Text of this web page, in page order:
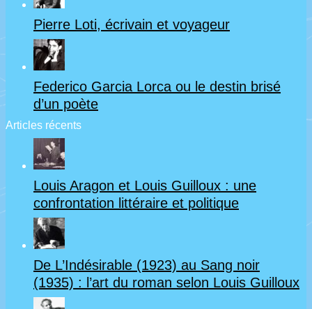
Pierre Loti, écrivain et voyageur
Federico Garcia Lorca ou le destin brisé
d’un poète
Articles récents
Louis Aragon et Louis Guilloux : une
confrontation littéraire et politique
De L’Indésirable (1923) au Sang noir
(1935) : l’art du roman selon Louis Guilloux